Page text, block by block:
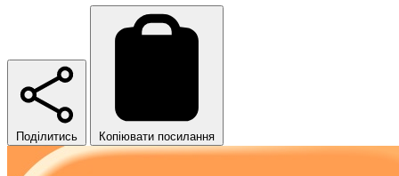
Поділитись Копіювати посилання